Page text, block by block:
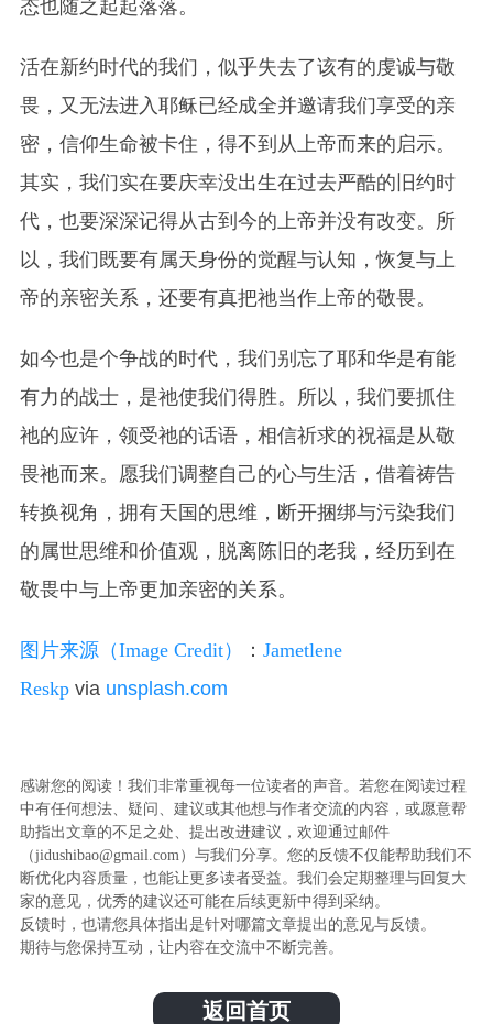
态也随之起起落落。
活在新约时代的我们，似乎失去了该有的虔诚与敬
畏，又无法进入耶稣已经成全并邀请我们享受的亲
密，信仰生命被卡住，得不到从上帝而来的启示。
其实，我们实在要庆幸没出生在过去严酷的旧约时
代，也要深深记得从古到今的上帝并没有改变。所
以，我们既要有属天身份的觉醒与认知，恢复与上
帝的亲密关系，还要有真把祂当作上帝的敬畏。
如今也是个争战的时代，我们别忘了耶和华是有能
有力的战士，是祂使我们得胜。所以，我们要抓住
祂的应许，领受祂的话语，相信祈求的祝福是从敬
畏祂而来。愿我们调整自己的心与生活，借着祷告
转换视角，拥有天国的思维，断开捆绑与污染我们
的属世思维和价值观，脱离陈旧的老我，经历到在
敬畏中与上帝更加亲密的关系。
图片来源（Image Credit） ： Jametlene
Reskpvia unsplash.com
感谢您的阅读！我们非常重视每一位读者的声音。若您在阅读过程
中有任何想法、疑问、建议或其他想与作者交流的内容，或愿意帮
助指出文章的不足之处、提出改进建议，欢迎通过邮件
（jidushibao@gmail.com）与我们分享。您的反馈不仅能帮助我们不
断优化内容质量，也能让更多读者受益。我们会定期整理与回复大
家的意见，优秀的建议还可能在后续更新中得到采纳。
反馈时，也请您具体指出是针对哪篇文章提出的意见与反馈。
期待与您保持互动，让内容在交流中不断完善。
返回首页